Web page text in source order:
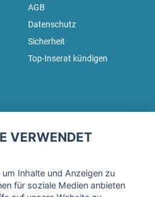
AGB
Datenschutz
Sicherheit
Top-Inserat kündigen
ein und erhalte regelmäßig
VERWENDET
Inhalte und Anzeigen zu
für soziale Medien anbieten